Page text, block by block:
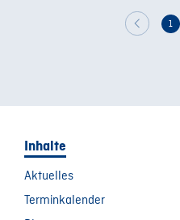
1
Inhalte
Aktuelles
Terminkalender